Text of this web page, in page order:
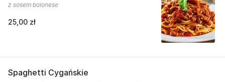
z sosem bolonese
25,00 zł
Spaghetti Cygańskie